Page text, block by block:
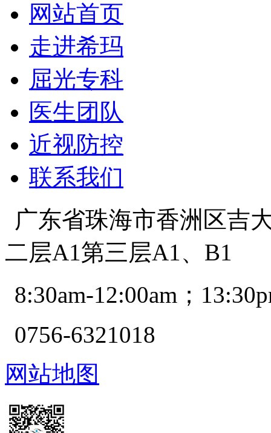
网站首页
走进希玛
屈光专科
医生团队
近视防控
联系我们
广东省珠海市香洲区吉
二层A1第三层A1、B1
8:30am-12:00am；
0756-6321018
网站地图